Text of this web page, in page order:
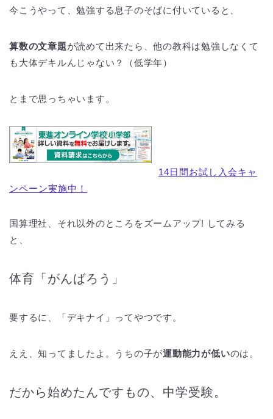
今こうやって、勉強する息子のそばに付いていると、
算数の文章題が読めて出来たら、他の教科は勉強しなくて
も大体デキルんじゃない？（低学年）
とまで思っちゃいます。
14日間お試し入会キャ
ンペーン実施中！
国算理社、それ以外のところをズームアップ! してみる
と、
体育「がんばろう」
要するに、「デキナイ」ってやつです。
ええ、知ってましたよ。うちの子が運動能力が低いのは。
だから始めたんですもの、中学受験。